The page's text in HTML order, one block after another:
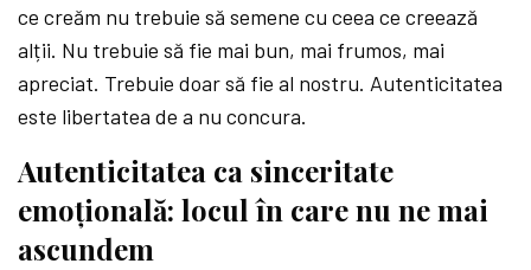
ce creăm nu trebuie să semene cu ceea ce creează
alții. Nu trebuie să fie mai bun, mai frumos, mai
apreciat. Trebuie doar să fie al nostru. Autenticitatea
este libertatea de a nu concura.
Autenticitatea ca sinceritate
emoțională: locul în care nu ne mai
ascundem